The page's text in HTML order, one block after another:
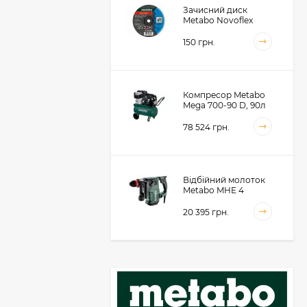
Зачисний диск
Metabo Novoflex
(616468000)
150 грн.
Компресор Metabo
Mega 700-90 D, 90л
78 524 грн.
Відбійний молоток
Metabo MHE 4
20 395 грн.
фрезер для обробки
металевих крайок
Metabo KFMVB 18 LTX
50 104 грн.